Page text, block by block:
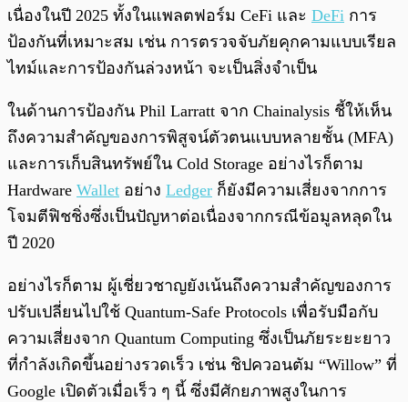
เนื่องในปี 2025 ทั้งในแพลตฟอร์ม CeFi และ DeFi การ
ป้องกันที่เหมาะสม เช่น การตรวจจับภัยคุกคามแบบเรียล
ไทม์และการป้องกันล่วงหน้า จะเป็นสิ่งจำเป็น
ในด้านการป้องกัน Phil Larratt จาก Chainalysis ชี้ให้เห็น
ถึงความสำคัญของการพิสูจน์ตัวตนแบบหลายชั้น (MFA)
และการเก็บสินทรัพย์ใน Cold Storage อย่างไรก็ตาม
Hardware Wallet อย่าง Ledger ก็ยังมีความเสี่ยงจากการ
โจมตีฟิชชิ่งซึ่งเป็นปัญหาต่อเนื่องจากกรณีข้อมูลหลุดใน
ปี 2020
อย่างไรก็ตาม ผู้เชี่ยวชาญยังเน้นถึงความสำคัญของการ
ปรับเปลี่ยนไปใช้ Quantum-Safe Protocols เพื่อรับมือกับ
ความเสี่ยงจาก Quantum Computing ซึ่งเป็นภัยระยะยาว
ที่กำลังเกิดขึ้นอย่างรวดเร็ว เช่น ชิปควอนตัม “Willow” ที่
Google เปิดตัวเมื่อเร็ว ๆ นี้ ซึ่งมีศักยภาพสูงในการ